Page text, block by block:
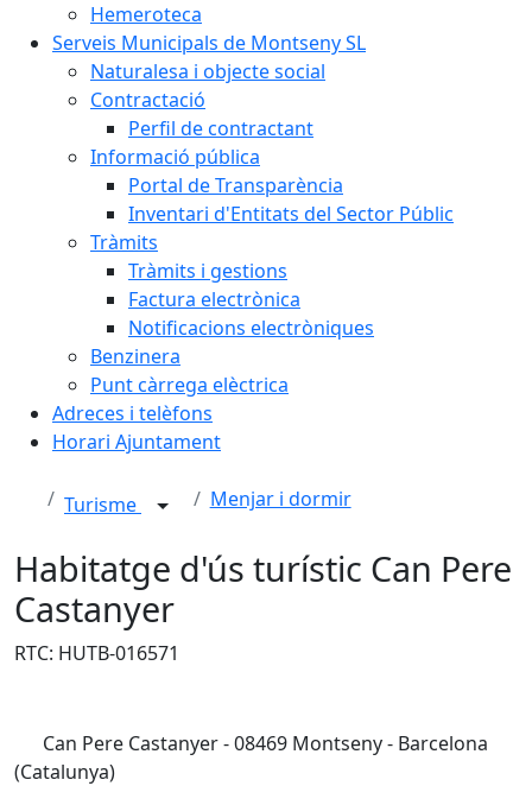
Hemeroteca
Serveis Municipals de Montseny SL
Naturalesa i objecte social
Contractació
Perfil de contractant
Informació pública
Portal de Transparència
Inventari d'Entitats del Sector Públic
Tràmits
Tràmits i gestions
Factura electrònica
Notificacions electròniques
Benzinera
Punt càrrega elèctrica
Adreces i telèfons
Horari Ajuntament
Turisme Menjar i dormir
Habitatge d'ús turístic Can Pere
Castanyer
RTC: HUTB-016571
Can Pere Castanyer - 08469 Montseny - Barcelona
(Catalunya)